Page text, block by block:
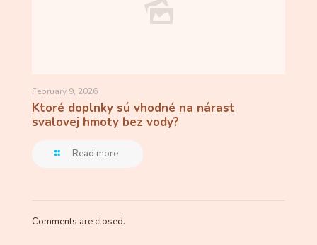
February 9, 2026
Ktoré doplnky sú vhodné na nárast
svalovej hmoty bez vody?
Read more
Comments are closed.